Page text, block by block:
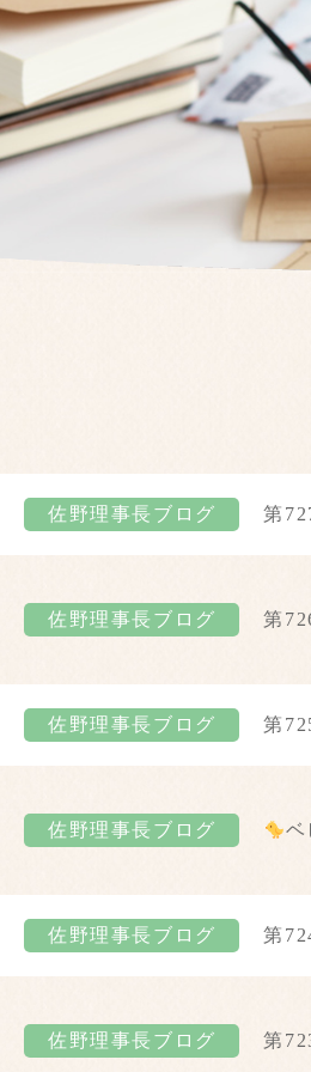
佐野理事長ブログ 第
佐野理事長ブログ 第
佐野理事長ブログ 第
佐野理事長ブログ ベ
佐野理事長ブログ 第
佐野理事長ブログ 第